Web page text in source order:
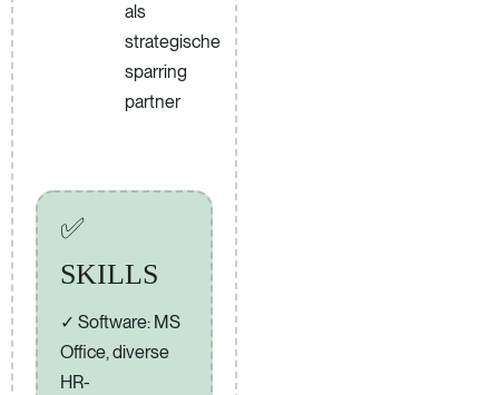
als
strategische
sparring
partner
✅
SKILLS
Software: MS
Office, diverse
HR-